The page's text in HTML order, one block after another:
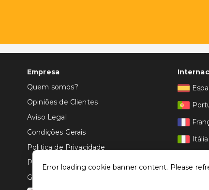
Empresa
Quem somos?
Opiniões de Clientes
Aviso Legal
Condições Gerais
Politica de Privacidade
Política de Cookies
Gerir definições de cookies
Itália
Error loading cookie banner content. Please